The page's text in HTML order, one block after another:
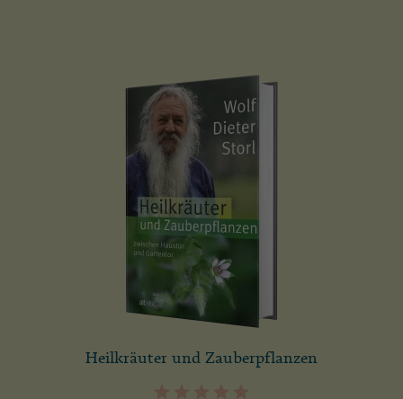
Heilkräuter und Zauberpflanzen